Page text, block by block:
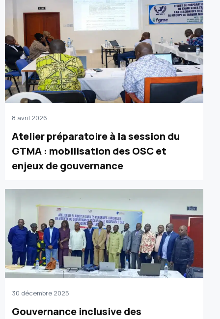
8 avril 2026
Atelier préparatoire à la session du
GTMA : mobilisation des OSC et
enjeux de gouvernance
30 décembre 2025
Gouvernance inclusive des